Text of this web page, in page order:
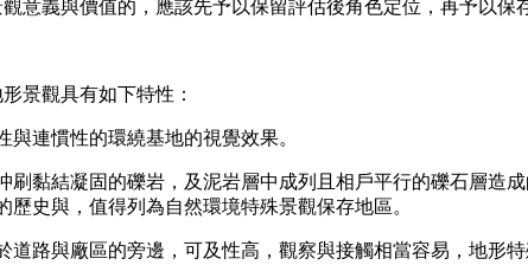
意義與價值的，應該先予以保留評估後角色定位，再予以保
觀具有如下特性：
與連慣性的環繞基地的視覺效果。
刷黏結凝固的礫岩，及泥岩層中成列且相戶平行的礫石層造
歷史與，值得列為自然環境特殊景觀保存地區。
道路與廠區的旁邊，可及性高，觀察與接觸相當容易，地形特